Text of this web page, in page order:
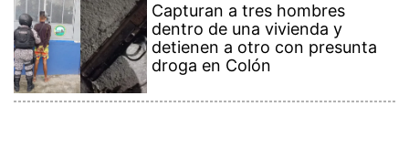
Capturan a tres hombres
dentro de una vivienda y
detienen a otro con presunta
droga en Colón